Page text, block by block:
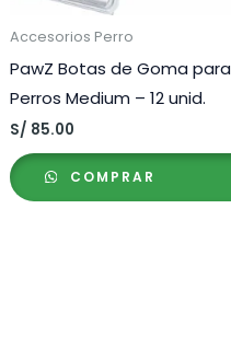
Accesorios Perro
PawZ Botas de Goma para
Perros Medium – 12 unid.
S/ 85.00
COMPRAR